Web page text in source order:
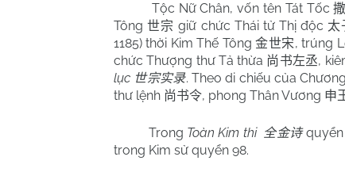
Tộc Nữ Chân, vốn tên Tát Tốc
Tông世宗 giữ chức Thái tử Thị độc 太
1185) thời Kim Thế Tông金世宋, trúng
chức Thượng thư Tả thừa 尚书左丞,
lục 世宗实录. Theo di chiếu của
thư lệnh 尚书令, phong Thân Vương 申
Trong Toàn Kim thi 全金诗quyển
trong Kim sử quyển 98.